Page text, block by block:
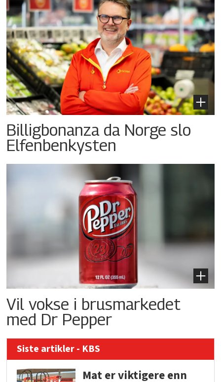
Billigbonanza da Norge slo
Elfenbenkysten
Vil vokse i brusmarkedet
med Dr Pepper
Siste artikler - KBS
Mat er viktigere enn